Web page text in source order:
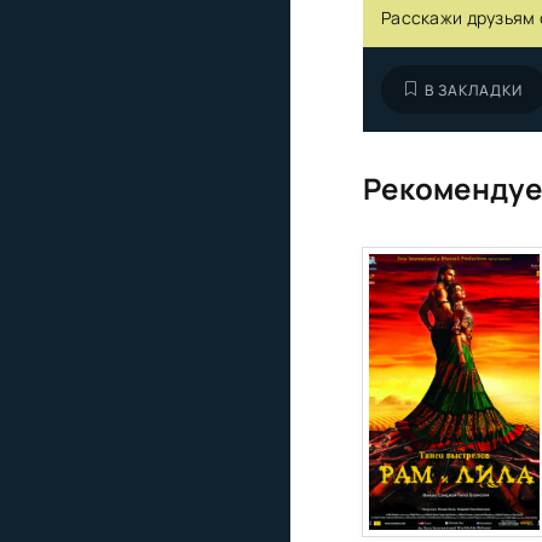
Расскажи друзьям
В ЗАКЛАДКИ